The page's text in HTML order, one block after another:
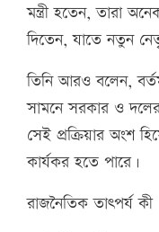
মন্ত্রী হতেন, তারা
দিতেন, যাতে নতুন
তিনি আরও বলেন,
সামনে সরকার ও
সেই প্রক্রিয়ার অংশ
কার্যকর হতে পারে।
রাজনৈতিক তাৎপর্য কী